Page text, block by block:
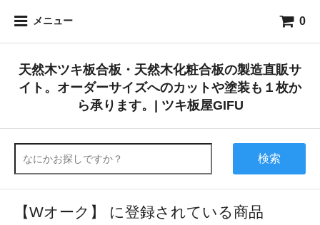
メニュー 0
天然木ツキ板合板・天然木化粧合板の製造直販サ
イト。オーダーサイズへのカットや塗装も１枚か
ら承ります。| ツキ板屋GIFU
検索
【Wオーク】 に登録されている商品